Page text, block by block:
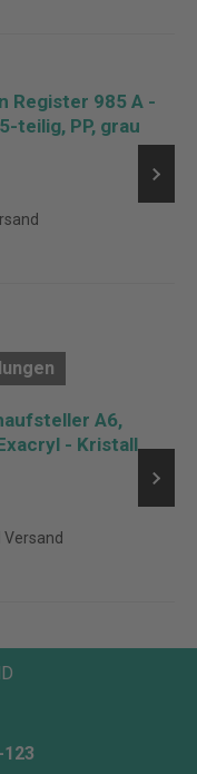
Register 985 A -
teilig, PP, grau
A6,
- Kristall
123